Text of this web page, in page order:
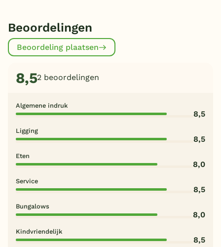
Beoordelingen
Beoordeling plaatsen
8,52 beoordelingen
Algemene indruk
8,5
Ligging
8,5
Eten
8,0
Service
8,5
Bungalows
8,0
Kindvriendelijk
8,5